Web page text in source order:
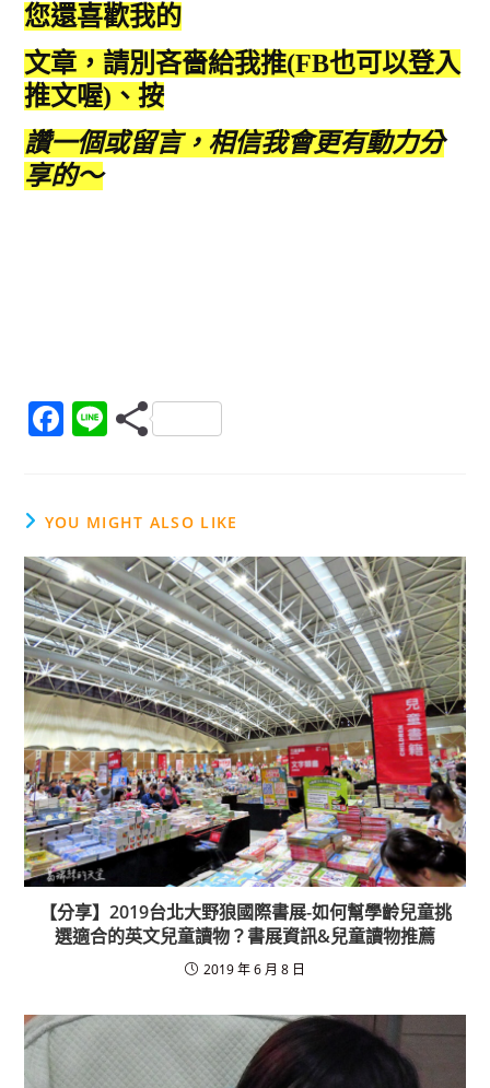
您還喜歡我的
文章，請別吝嗇給我推(FB也可以登入
推文喔)、按
讚一個或留言，相信我會更有動力分
享的～
F
e
b
o
o
k
Li
YOU MIGHT ALSO LIKE
【分享】2019台北大野狼國際書展-如何幫學齡兒童挑
選適合的英文兒童讀物？書展資訊&兒童讀物推薦
2019 年 6 月 8 日